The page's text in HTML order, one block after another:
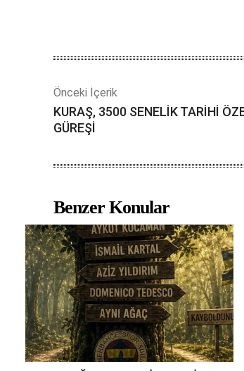
Önceki İçerik
KURAŞ, 3500 SENELİK TARİHİ
GÜREŞİ
Benzer Konular